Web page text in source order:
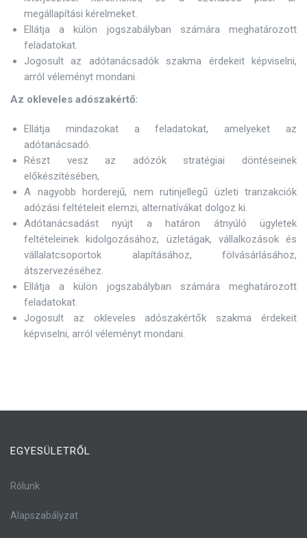
megállapítási kérelmeket.
Ellátja a külön jogszabályban számára meghatározott
feladatokat.
Jogosult az adótanácsadók szakma érdekeit képviselni,
arról véleményt mondani.
Az okleveles adószakértő:
Ellátja mindazokat a feladatokat, amelyeket az
adótanácsadó.
Részt vesz az adózók stratégiai döntéseinek
előkészítésében,
A nagyobb horderejű, nem rutinjellegű üzleti tranzakciók
adózási feltételeit elemzi, alternatívákat dolgoz ki.
Adótanácsadást nyújt a határon átnyúló ügyletek
feltételeinek kidolgozásához, üzletágak, vállalkozások és
vállalatcsoportok alapításához, fölvásárlásához,
átszervezéséhez.
Ellátja a külön jogszabályban számára meghatározott
feladatokat.
Jogosult az okleveles adószakértők szakma érdekeit
képviselni, arról véleményt mondani.
EGYESÜLETRŐL
Rólunk
Alapszabályzat